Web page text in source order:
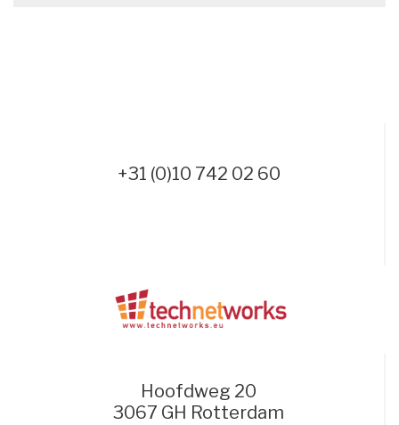
+31 (0)10 742 02 60
Hoofdweg 20
3067 GH Rotterdam